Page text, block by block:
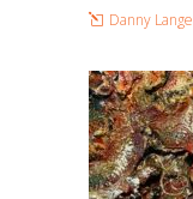
Danny Lange